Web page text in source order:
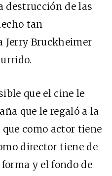
destrucción de las
tan
Jerry Bruckheimer
que el cine le
que le regaló a la
que como actor tiene
director tiene de
y el fondo de